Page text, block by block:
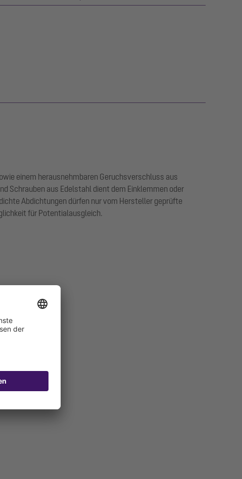
einem herausnehmbaren Geruchsverschluss aus
Schrauben aus Edelstahl dient dem Einklemmen oder
Abdichtungen dürfen nur vom Hersteller geprüfte
für Potentialausgleich.